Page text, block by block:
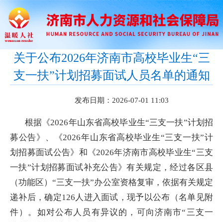
关于公布2026年济南市高校毕业生“三
支一扶”计划招募面试人员名单的通知
发布日期：2026-07-01 11:03
根据《2026年山东省高校毕业生“三支一扶”计划招
募公告》、《2026年山东省高校毕业生“三支一扶”计
划招募面试公告》和《2026年济南市高校毕业生“三支
一扶”计划招募面试补充公告》有关规定，经过各区县
（功能区）“三支一扶”办公室资格复审，依据有关规定
递补后，确定126人进入面试，现予以公布（名单见附
件）。如对公布人员有异议的，可向济南市“三支一